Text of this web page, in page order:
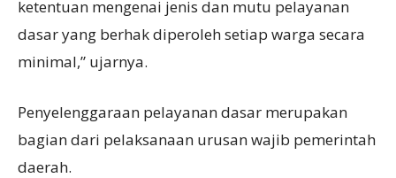
ketentuan mengenai jenis dan mutu pelayanan
dasar yang berhak diperoleh setiap warga secara
minimal,” ujarnya.
Penyelenggaraan pelayanan dasar merupakan
bagian dari pelaksanaan urusan wajib pemerintah
daerah.